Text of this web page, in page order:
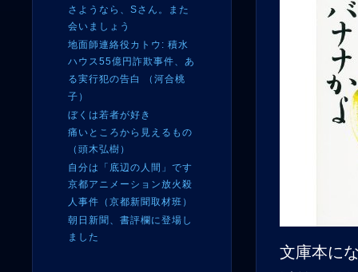
さようなら、Sさん。また
会いましょう
地面師連絡役カトウ: 積水
ハウス55億円詐欺事件、あ
る実行犯の告白 （河合桃
子）
ぼくは若者が好き
痛いところから見えるもの
（頭木弘樹）
自分は「底辺の人間」です
京都アニメーション放火殺
人事件（京都新聞取材班）
朝日新聞、書評欄に登場し
ました
文庫本に